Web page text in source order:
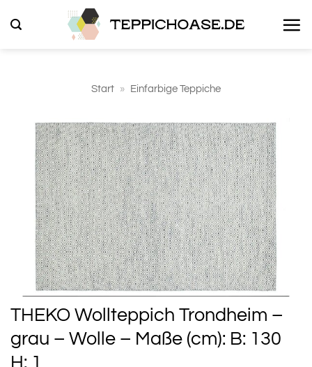
Inhalt
Start » Einfarbige Teppiche
THEKO Wollteppich Trondheim –
grau – Wolle – Maße (cm): B: 130
H: 1